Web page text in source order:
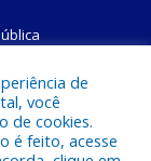
Municipal de
de
você
de cookies.
é feito, acesse